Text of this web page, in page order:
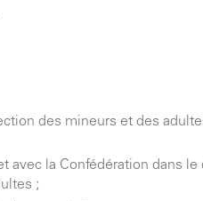
des mineurs et des
avec la Confédération dans le
;